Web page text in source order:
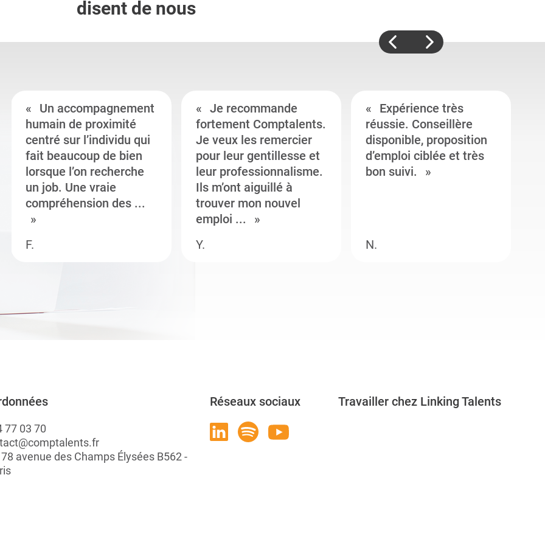
disent de nous
Un accompagnement
humain de proximité
centré sur l’individu qui
fait beaucoup de bien
lorsque l’on recherche
un job. Une vraie
compréhension des ...
F.
Je recommande
fortement Comptalents.
Je veux les remercier
pour leur gentillesse et
leur professionnalisme.
Ils m’ont aiguillé à
trouver mon nouvel
emploi ...
Y.
Expérience très
réussie. Conseillère
disponible, proposition
d’emploi ciblée et très
bon suivi.
N.
77 03 70
avenue des Champs Élysées B562 -
Réseaux sociaux Travailler chez Linking Talents